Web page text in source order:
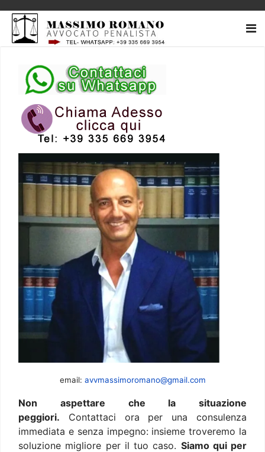
email: avvmassimoromano@gmail.com
Non aspettare che la situazione
peggiori. Contattaci ora per una consulenza
immediata e senza impegno: insieme troveremo la
soluzione migliore per il tuo caso. Siamo qui per